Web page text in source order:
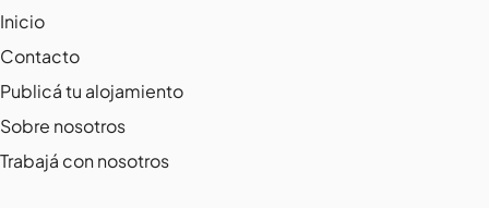
Inicio
Contacto
Publicá tu alojamiento
Sobre nosotros
Trabajá con nosotros